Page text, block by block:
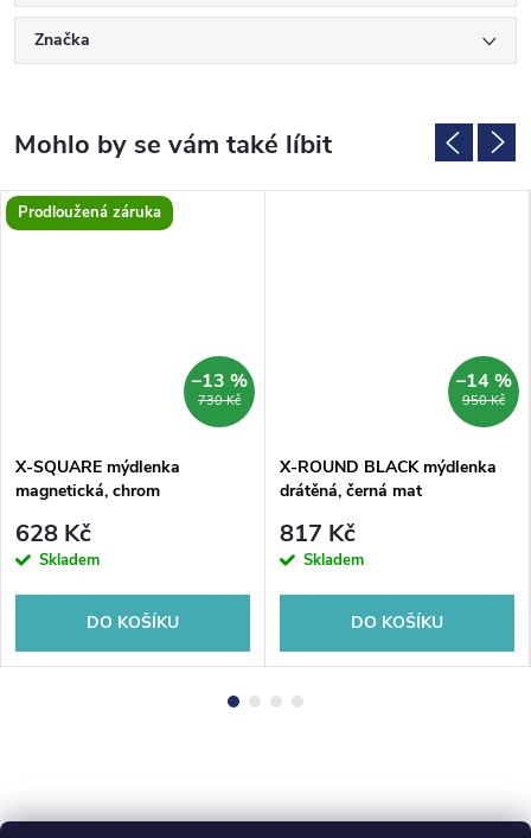
Značka
Prodloužená záruka
730 Kč
–13 %
X-SQUARE mýdlenka
magnetická, chrom
628 Kč
Skladem
DO KOŠÍKU
950 Kč
–14 %
X-ROUND BLACK mýdlenka
drátěná, černá mat
817 Kč
Skladem
DO KOŠÍKU